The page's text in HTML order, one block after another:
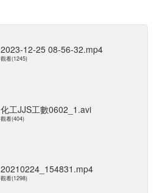
2023-12-25 08-56-32.mp4
觀看(1245)
化工JJS工數0602_1.avi
觀看(404)
20210224_154831.mp4
觀看(1298)